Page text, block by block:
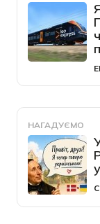
НАГАДУЄМО